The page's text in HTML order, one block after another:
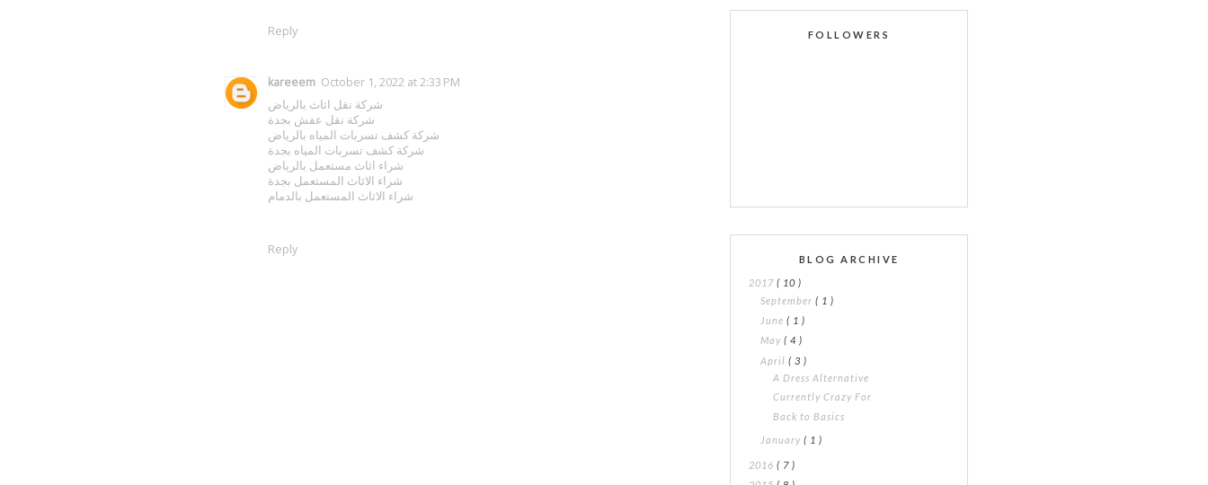
Reply
kareeem October 1, 2022 at 2:33 PM
شركة نقل اثاث بالرياض
شركة نقل عفش بجدة
شركة كشف تسربات المياه بالرياض
شركة كشف تسربات المياه بجدة
شراء اثاث مستعمل بالرياض
شراء الاثاث المستعمل بجدة
شراء الاثاث المستعمل بالدمام
Reply
FOLLOWERS
BLOG ARCHIVE
2017 ( 10 )
September( 1 )
June( 1 )
May( 4 )
April( 3 )
A Dress Alternative
Currently Crazy For
Back to Basics
January( 1 )
2016 ( 7 )